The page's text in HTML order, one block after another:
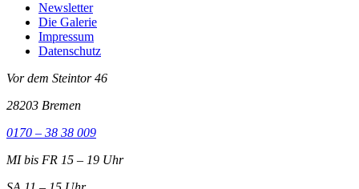
Newsletter
Die Galerie
Impressum
Datenschutz
Vor dem Steintor 46
28203 Bremen
0170 – 38 38 009
MI bis FR 15 – 19 Uhr